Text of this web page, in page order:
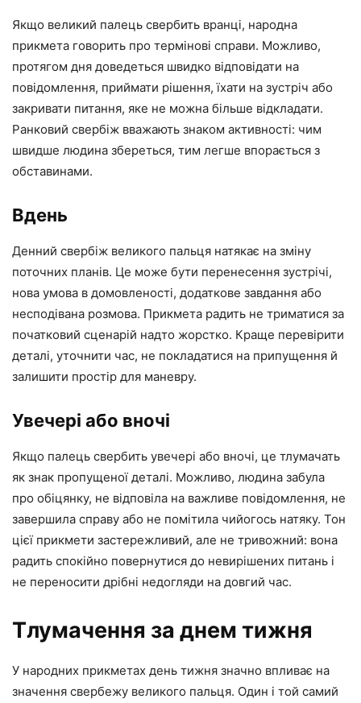
Якщо великий палець свербить вранці, народна
прикмета говорить про термінові справи. Можливо,
протягом дня доведеться швидко відповідати на
повідомлення, приймати рішення, їхати на зустріч або
закривати питання, яке не можна більше відкладати.
Ранковий свербіж вважають знаком активності: чим
швидше людина збереться, тим легше впорається з
обставинами.
Вдень
Денний свербіж великого пальця натякає на зміну
поточних планів. Це може бути перенесення зустрічі,
нова умова в домовленості, додаткове завдання або
несподівана розмова. Прикмета радить не триматися за
початковий сценарій надто жорстко. Краще перевірити
деталі, уточнити час, не покладатися на припущення й
залишити простір для маневру.
Увечері або вночі
Якщо палець свербить увечері або вночі, це тлумачать
як знак пропущеної деталі. Можливо, людина забула
про обіцянку, не відповіла на важливе повідомлення, не
завершила справу або не помітила чийогось натяку. Тон
цієї прикмети застережливий, але не тривожний: вона
радить спокійно повернутися до невирішених питань і
не переносити дрібні недогляди на довгий час.
Тлумачення за днем тижня
У народних прикметах день тижня значно впливає на
значення свербежу великого пальця. Один і той самий